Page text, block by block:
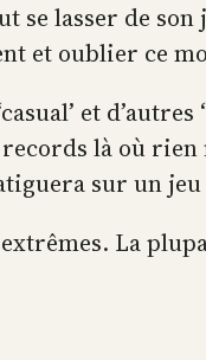
se lasser de
et oublier ce
et
là où rien
sur un
La